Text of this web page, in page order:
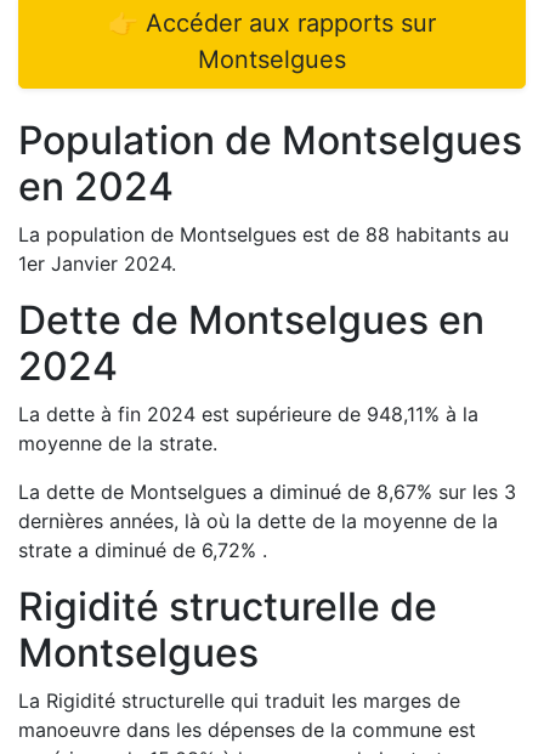
👉 Accéder aux rapports sur
Montselgues
Population de Montselgues
en 2024
La population de Montselgues est de 88 habitants au
1er Janvier 2024.
Dette de Montselgues en
2024
La dette à fin 2024 est supérieure de 948,11% à la
moyenne de la strate.
La dette de Montselgues a diminué de 8,67% sur les 3
dernières années, là où la dette de la moyenne de la
strate a diminué de 6,72% .
Rigidité structurelle de
Montselgues
La Rigidité structurelle qui traduit les marges de
manoeuvre dans les dépenses de la commune est